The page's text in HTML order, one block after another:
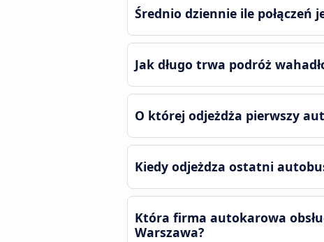
Średnio dziennie ile
Jak długo trwa podróż
O której odjeżdża pierwszy
Kiedy odjeżdza ostatni
Która firma autokarowa
Warszawa?